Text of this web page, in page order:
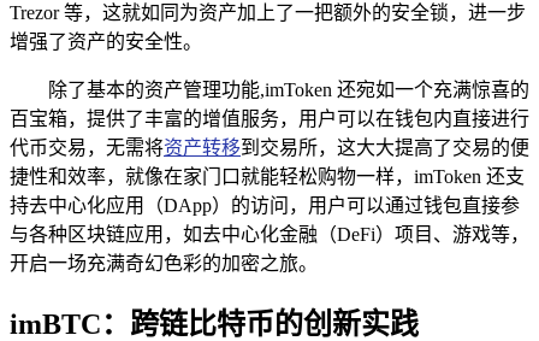
Trezor 等，这就如同为资产加上了一把额外的安全锁，进一步
增强了资产的安全性。
除了基本的资产管理功能,imToken 还宛如一个充满惊喜的
百宝箱，提供了丰富的增值服务，用户可以在钱包内直接进行
代币交易，无需将资产转移到交易所，这大大提高了交易的便
捷性和效率，就像在家门口就能轻松购物一样，imToken 还支
持去中心化应用（DApp）的访问，用户可以通过钱包直接参
与各种区块链应用，如去中心化金融（DeFi）项目、游戏等，
开启一场充满奇幻色彩的加密之旅。
imBTC：跨链比特币的创新实践